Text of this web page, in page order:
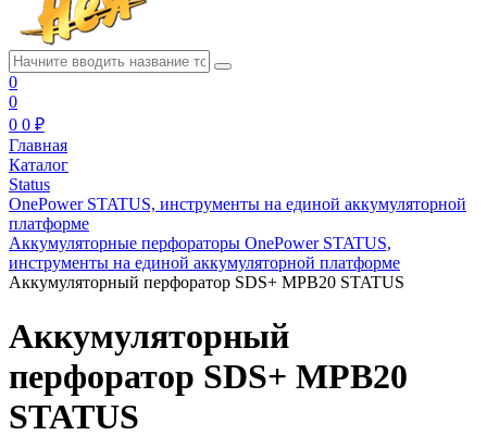
0
0
0 0 ₽
Главная
Каталог
Status
OnePower STATUS, инструменты на единой аккумуляторной
платформе
Аккумуляторные перфораторы OnePower STATUS,
инструменты на единой аккумуляторной платформе
Аккумуляторный перфоратор SDS+ MPB20 STATUS
Аккумуляторный
перфоратор SDS+ MPB20
STATUS